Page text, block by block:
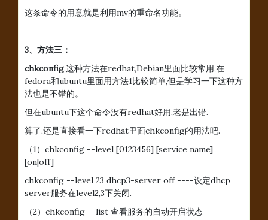
这条命令的用意就是利用mv的重命名功能。
3、方法三：
chkconfig,这种方法在redhat,Debian里面比较常用,在
fedora和ubuntu里面用方法1比较简单,但是学习一下这种方
法也是不错的。
但在ubuntu下这个命令没有redhat好用,老是出错.
算了,还是直接看一下redhat里面chkconfig的用法吧.
（1）chkconfig --level [0123456] [service name]
[on|off]
chkconfig --level 23 dhcp3-server off ----设定dhcp
server服务在level2,3下关闭.
（2）chkconfig --list 查看服务的自动开启状态